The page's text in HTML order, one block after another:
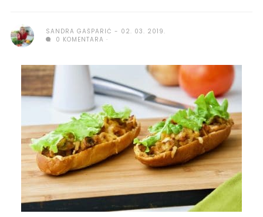
SANDRA GAŠPARIĆ
02. 03. 2019.
0 KOMENTARA